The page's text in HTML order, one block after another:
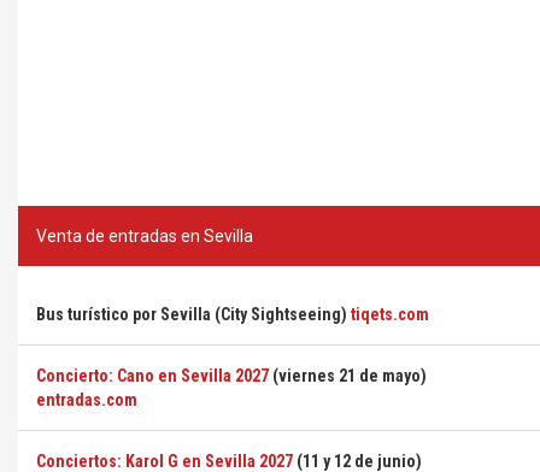
Venta de entradas en Sevilla
Bus turístico por Sevilla (City Sightseeing) tiqets.com
Concierto: Cano en Sevilla 2027 (viernes 21 de mayo)
entradas.com
Conciertos: Karol G en Sevilla 2027 (11 y 12 de junio)